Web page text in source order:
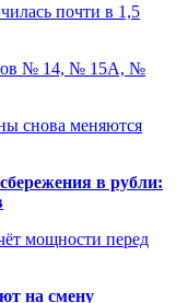
почти в 1,5
№ 14, № 15А, №
снова меняются
в рубли:
мощности перед
на смену